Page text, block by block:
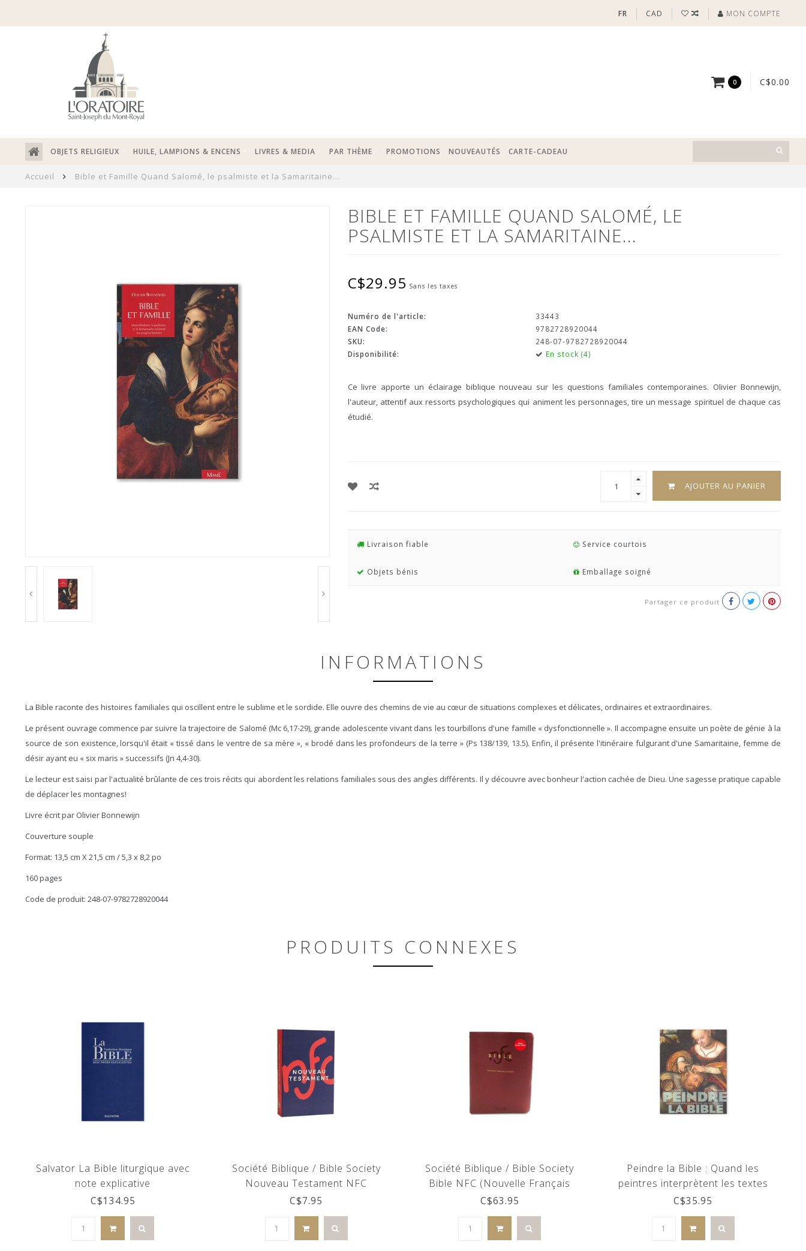
FR CAD MON COMPTE
0 C$0.00
OBJETS RELIGIEUX HUILE, LAMPIONS & ENCENS LIVRES & MEDIA PAR THÈME PROMOTIONS NOUVEAUTÉS CARTE-CADEAU
Accueil Bible et Famille Quand Salomé, le psalmiste et la Samaritaine...
BIBLE ET FAMILLE QUAND SALOMÉ, LE
PSALMISTE ET LA SAMARITAINE...
C$29.95 Sans les taxes
Numéro de l'article:
33443
EAN Code:
9782728920044
SKU:
248-07-9782728920044
Disponibilité:
En stock (4)
Ce livre apporte un éclairage biblique nouveau sur les questions familiales contemporaines. Olivier Bonnewijn,
l'auteur, attentif aux ressorts psychologiques qui animent les personnages, tire un message spirituel de chaque cas
étudié.
AJOUTER AU PANIER
Livraison fiable Service courtois
Objets bénis Emballage soigné
Partager ce produit
INFORMATIONS
La Bible raconte des histoires familiales qui oscillent entre le sublime et le sordide. Elle ouvre des chemins de vie au cœur de situations complexes et délicates, ordinaires et extraordinaires.
Le présent ouvrage commence par suivre la trajectoire de Salomé (Mc 6,17-29), grande adolescente vivant dans les tourbillons d'une famille « dysfonctionnelle ». Il accompagne ensuite un poète de génie à la
source de son existence, lorsqu'il était « tissé dans le ventre de sa mère », « brodé dans les profondeurs de la terre » (Ps 138/139, 13.5). Enfin, il présente l'itinéraire fulgurant d'une Samaritaine, femme de
désir ayant eu « six maris » successifs (Jn 4,4-30).
Le lecteur est saisi par l'actualité brûlante de ces trois récits qui abordent les relations familiales sous des angles différents. Il y découvre avec bonheur l'action cachée de Dieu. Une sagesse pratique capable
de déplacer les montagnes!
Livre écrit par Olivier Bonnewijn
Couverture souple
Format: 13,5 cm X 21,5 cm / 5,3 x 8,2 po
160 pages
Code de produit: 248-07-9782728920044
PRODUITS CONNEXES
Salvator La Bible liturgique avec
note explicative
C$134.95
Société Biblique / Bible Society
Nouveau Testament NFC
C$7.95
Société Biblique / Bible Society
Bible NFC (Nouvelle Français
courant) gros caractères, édition
catholique
C$63.95
Peindre la Bible : Quand les
peintres interprètent les textes
sacrés
C$35.95